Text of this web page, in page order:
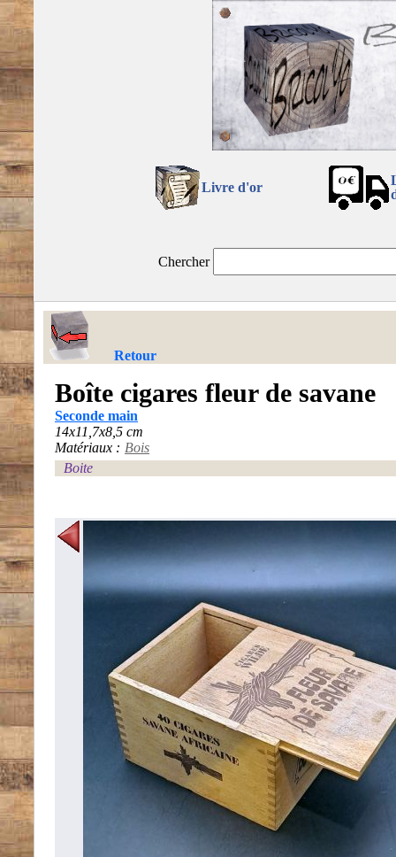
Livre d'or
Chercher
Retour
Boîte cigares fleur de savane
Seconde main
14x11,7x8,5 cm
Matériaux : Bois
Boite